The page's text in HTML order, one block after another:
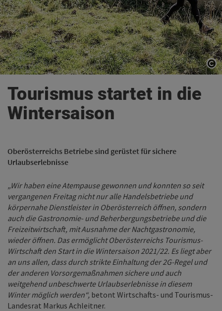
Tourismus startet in die
Wintersaison
Oberösterreichs Betriebe sind gerüstet für sichere
Urlaubserlebnisse
„Wir haben eine Atempause gewonnen und konnten so seit
vergangenen Freitag nicht nur alle Handelsbetriebe und
körpernahe Dienstleister in Oberösterreich öffnen, sondern
auch die Gastronomie- und Beherbergungsbetriebe und die
Freizeitwirtschaft, mit Ausnahme der Nachtgastronomie,
wieder öffnen. Das ermöglicht Oberösterreichs Tourismus-
Wirtschaft den Start in die Wintersaison 2021/22. Es liegt aber
an uns allen, dass durch strikte Einhaltung der 2G-Regel und
der anderen Vorsorgemaßnahmen sichere und auch
weitgehend unbeschwerte Urlaubserlebnisse in diesem
Winter möglich werden“, betont Wirtschafts- und Tourismus-
Landesrat Markus Achleitner.